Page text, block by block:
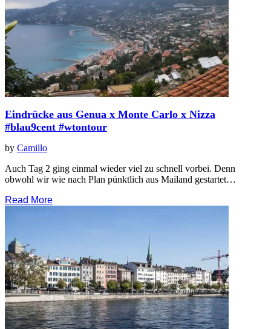
Eindrücke aus Genua x Monte Carlo x Nizza
#blau9cent #wtontour
by Camillo
Auch Tag 2 ging einmal wieder viel zu schnell vorbei. Denn
obwohl wir wie nach Plan pünktlich aus Mailand gestartet…
Read More